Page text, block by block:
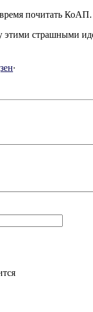
время почитать КоАП.
этими страшными
.